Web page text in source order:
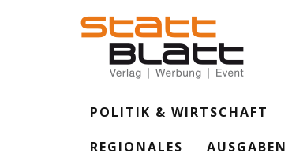
POLITIK & WIRTSCHAFT
REGIONALES
AUSGABEN